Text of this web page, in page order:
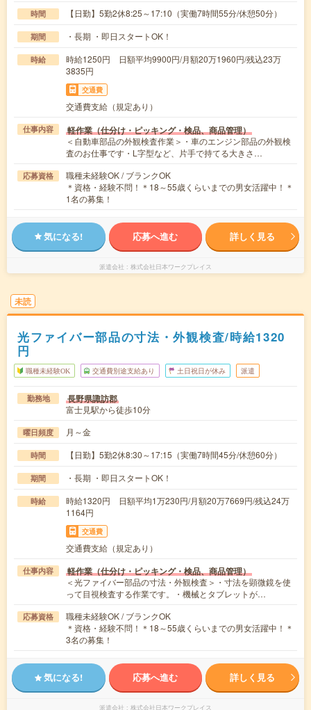
時間 【日勤】5勤2休8:25～17:10（実働7時間55分/休憩50分）
期間 ・長期 ・即日スタートOK！
時給
時給1250円 日額平均9900円/月額20万1960円/残込23万
3835円
交通費
交通費支給（規定あり）
仕事内容 軽作業（仕分け・ピッキング・検品、商品管理）
＜自動車部品の外観検査作業＞・車のエンジン部品の外観検
査のお仕事です・L字型など、片手で持てる大きさ…
応募資格
職種未経験OK / ブランクOK
＊資格・経験不問！＊18～55歳くらいまでの男女活躍中！＊
1名の募集！
気になる! 応募へ進む 詳しく見る
派遣会社 株式会社日本ワークプレイス
未読
光ファイバー部品の寸法・外観検査/時給1320
円
職種未経験OK 交通費別途支給あり 土日祝日が休み 派遣
勤務地 長野県諏訪郡
富士見駅から徒歩10分
曜日頻度 月～金
時間 【日勤】5勤2休8:30～17:15（実働7時間45分/休憩60分）
期間 ・長期 ・即日スタートOK！
時給
時給1320円 日額平均1万230円/月額20万7669円/残込24万
1164円
交通費
交通費支給（規定あり）
仕事内容 軽作業（仕分け・ピッキング・検品、商品管理）
＜光ファイバー部品の寸法・外観検査＞・寸法を顕微鏡を使
って目視検査する作業です。・機械とタブレットが…
応募資格
職種未経験OK / ブランクOK
＊資格・経験不問！＊18～55歳くらいまでの男女活躍中！＊
3名の募集！
気になる! 応募へ進む 詳しく見る
派遣会社 株式会社日本ワークプレイス